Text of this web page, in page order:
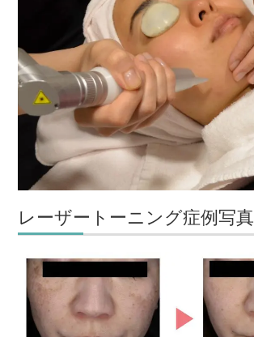
レーザートーニング症例写真